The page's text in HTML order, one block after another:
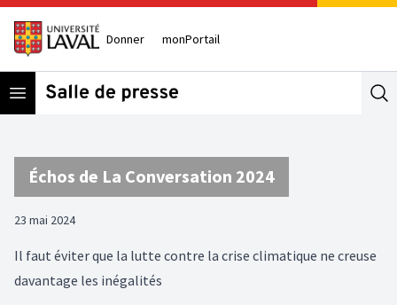
Donner monPortail
Open menu
Échos de La Conversation 2024
23 mai 2024
Il faut éviter que la lutte contre la crise climatique ne creuse
davantage les inégalités